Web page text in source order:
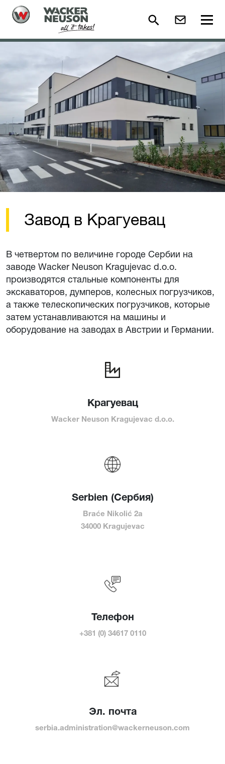
Завод в Крагуевац
В четвертом по величине городе Сербии на
заводе Wacker Neuson Kragujevac d.o.o.
производятся стальные компоненты для
экскаваторов, думперов, колесных погрузчиков,
а также телескопических погрузчиков, которые
затем устанавливаются на машины и
оборудование на заводах в Австрии и Германии.
Крагуевац
Wacker Neuson Kragujevac d.o.o.
Serbien (Сербия)
Braće Nikolić 2a
34000 Kragujevac
Телефон
+381 (0) 34617 0110
Эл. почта
serbia.administration@wackerneuson.com